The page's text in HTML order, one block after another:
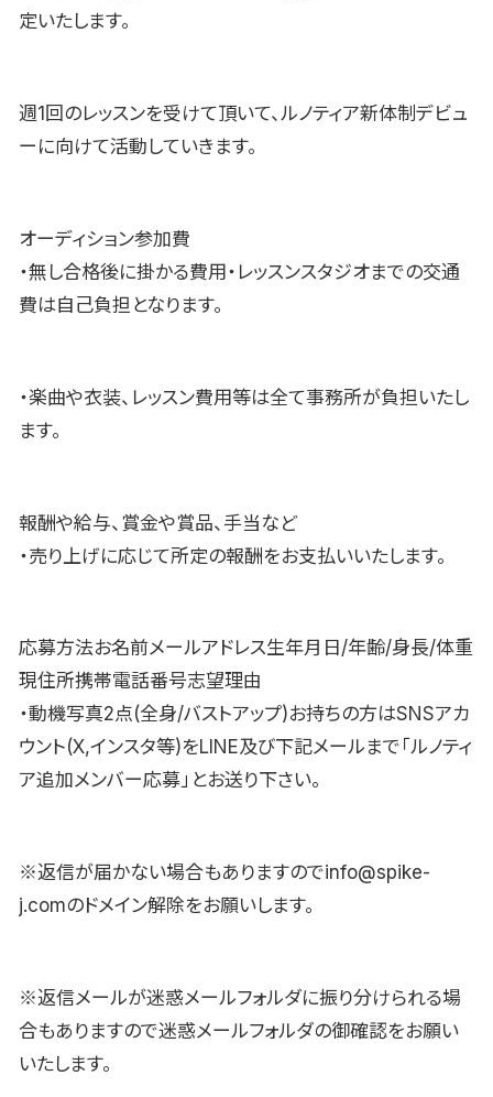
定いたします。
週1回のレッスンを受けて頂いて、ルノティア新体制デビュ
ーに向けて活動していきます。
オーディション参加費
・無し合格後に掛かる費用・レッスンスタジオまでの交通
費は自己負担となります。
・楽曲や衣装、レッスン費用等は全て事務所が負担いたし
ます。
報酬や給与、賞金や賞品、手当など
・売り上げに応じて所定の報酬をお支払いいたします。
応募方法お名前メールアドレス生年月日/年齢/身長/体重
現住所携帯電話番号志望理由
・動機写真2点(全身/バストアップ)お持ちの方はSNSアカ
ウント(X,インスタ等)をLINE及び下記メールまで「ルノティ
ア追加メンバー応募」とお送り下さい。
※返信が届かない場合もありますのでinfo@spike-
j.comのドメイン解除をお願いします。
※返信メールが迷惑メールフォルダに振り分けられる場
合もありますので迷惑メールフォルダの御確認をお願い
いたします。